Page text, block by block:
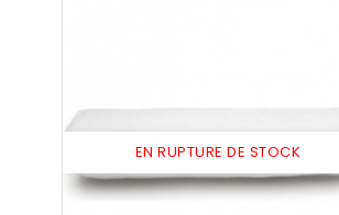
EN RUPTURE DE STOCK